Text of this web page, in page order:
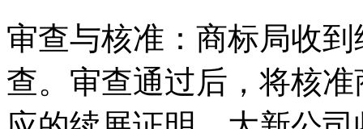
审查与核准‌：商标局收
查。审查通过后，将核